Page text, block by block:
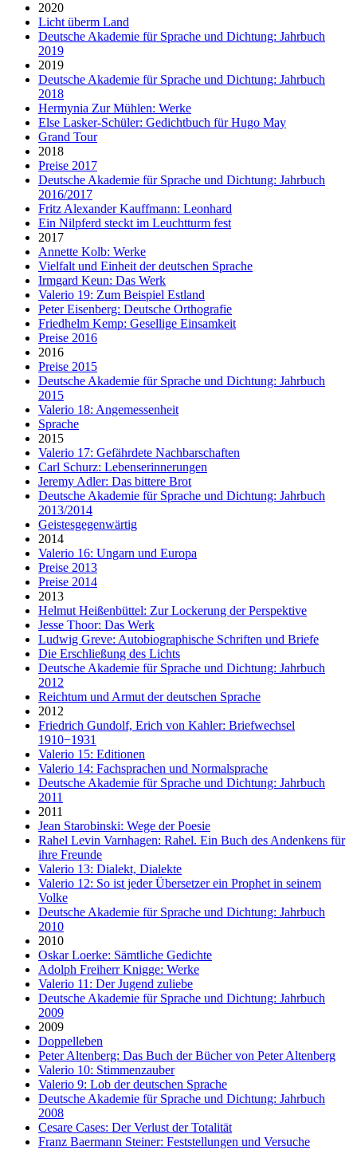
2020
Licht überm Land
Deutsche Akademie für Sprache und Dichtung: Jahrbuch
2019
2019
Deutsche Akademie für Sprache und Dichtung: Jahrbuch
2018
Hermynia Zur Mühlen: Werke
Else Lasker-Schüler: Gedichtbuch für Hugo May
Grand Tour
2018
Preise 2017
Deutsche Akademie für Sprache und Dichtung: Jahrbuch
2016/2017
Fritz Alexander Kauffmann: Leonhard
Ein Nilpferd steckt im Leuchtturm fest
2017
Annette Kolb: Werke
Vielfalt und Einheit der deutschen Sprache
Irmgard Keun: Das Werk
Valerio 19: Zum Beispiel Estland
Peter Eisenberg: Deutsche Orthografie
Friedhelm Kemp: Gesellige Einsamkeit
Preise 2016
2016
Preise 2015
Deutsche Akademie für Sprache und Dichtung: Jahrbuch
2015
Valerio 18: Angemessenheit
Sprache
2015
Valerio 17: Gefährdete Nachbarschaften
Carl Schurz: Lebenserinnerungen
Jeremy Adler: Das bittere Brot
Deutsche Akademie für Sprache und Dichtung: Jahrbuch
2013/2014
Geistesgegenwärtig
2014
Valerio 16: Ungarn und Europa
Preise 2013
Preise 2014
2013
Helmut Heißenbüttel: Zur Lockerung der Perspektive
Jesse Thoor: Das Werk
Ludwig Greve: Autobiographische Schriften und Briefe
Die Erschließung des Lichts
Deutsche Akademie für Sprache und Dichtung: Jahrbuch
2012
Reichtum und Armut der deutschen Sprache
2012
Friedrich Gundolf, Erich von Kahler: Briefwechsel
1910−1931
Valerio 15: Editionen
Valerio 14: Fachsprachen und Normalsprache
Deutsche Akademie für Sprache und Dichtung: Jahrbuch
2011
2011
Jean Starobinski: Wege der Poesie
Rahel Levin Varnhagen: Rahel. Ein Buch des Andenkens für
ihre Freunde
Valerio 13: Dialekt, Dialekte
Valerio 12: So ist jeder Übersetzer ein Prophet in seinem
Volke
Deutsche Akademie für Sprache und Dichtung: Jahrbuch
2010
2010
Oskar Loerke: Sämtliche Gedichte
Adolph Freiherr Knigge: Werke
Valerio 11: Der Jugend zuliebe
Deutsche Akademie für Sprache und Dichtung: Jahrbuch
2009
2009
Doppelleben
Peter Altenberg: Das Buch der Bücher von Peter Altenberg
Valerio 10: Stimmenzauber
Valerio 9: Lob der deutschen Sprache
Deutsche Akademie für Sprache und Dichtung: Jahrbuch
2008
Cesare Cases: Der Verlust der Totalität
Franz Baermann Steiner: Feststellungen und Versuche